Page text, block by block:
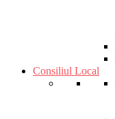
Consiliul Local